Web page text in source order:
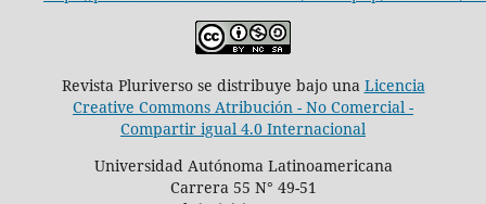
Revista Pluriverso se distribuye bajo una Licencia
Creative Commons Atribución - No Comercial -
Compartir igual 4.0 Internacional
Universidad Autónoma Latinoamericana
Carrera 55 N° 49-51